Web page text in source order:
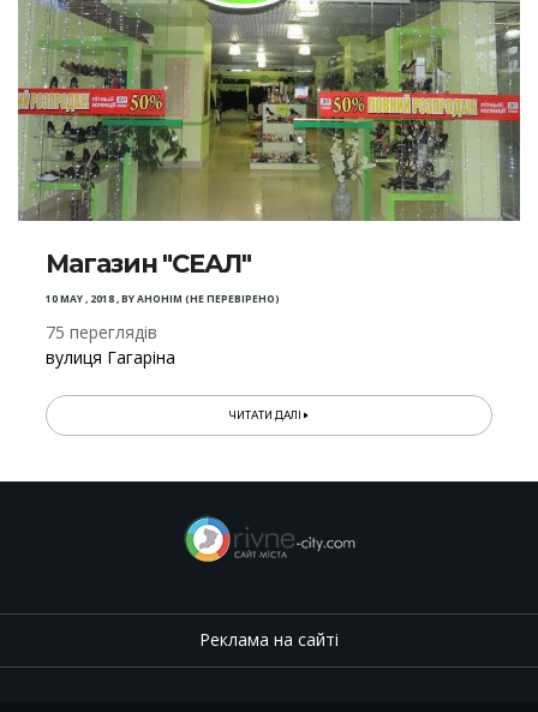
Магазин "СЕАЛ"
10 MAY , 2018,BYАНОНІМ (НЕ ПЕРЕВІРЕНО)
75 переглядів
вулиця Гагаріна
ЧИТАТИ ДАЛІ
Реклама на сайті